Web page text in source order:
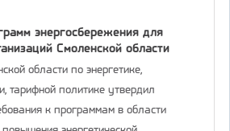
энергосбережения для
Смоленской области
области по энергетике,
тарифной политике утвердил
к программам в области